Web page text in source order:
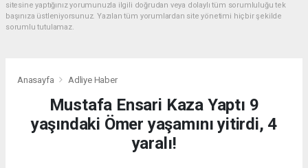
sitesine yaptığınız yorumunuzla ilgili doğrudan veya dolaylı tüm sorumluluğu tek
başınıza üstleniyorsunuz. Yazılan tüm yorumlardan site yönetimi hiçbir şekilde
sorumlu tutulamaz.
Anasayfa Adliye Haber
Mustafa Ensari Kaza Yaptı 9
yaşındaki Ömer yaşamını yitirdi, 4
yaralı!